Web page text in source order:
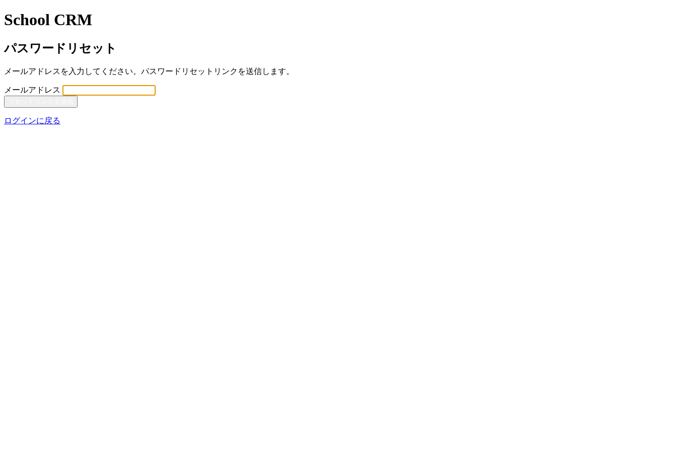
School CRM
パスワードリセット
メールアドレスを入力してください。パスワードリセットリンクを送信します。
メールアドレス
ログインに戻る